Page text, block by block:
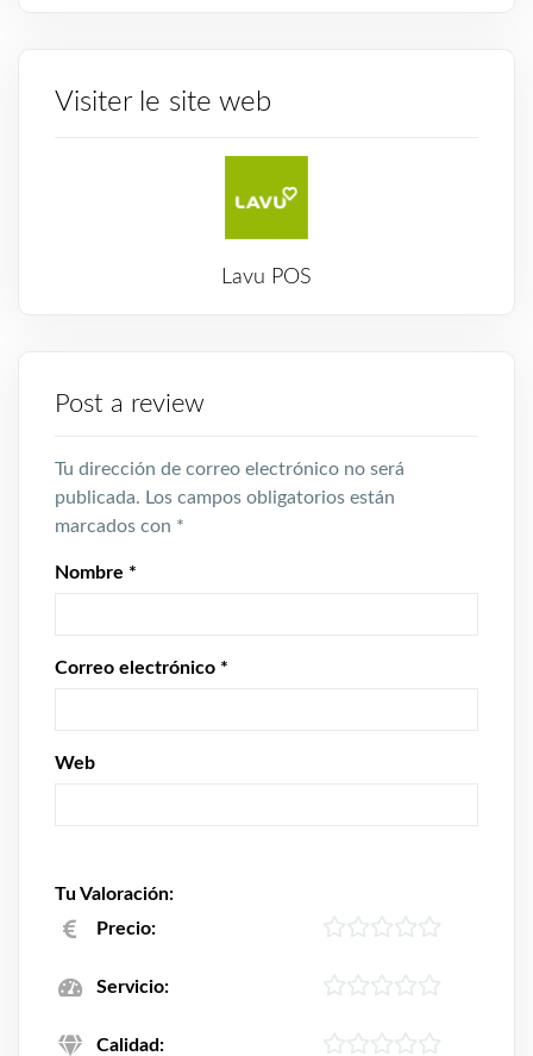
Visiter le site web
Lavu POS
Post a review
Tu dirección de correo electrónico no será
publicada. Los campos obligatorios están
marcados con *
Nombre *
Correo electrónico *
Web
Tu Valoración:
Precio:
Servicio:
Calidad: